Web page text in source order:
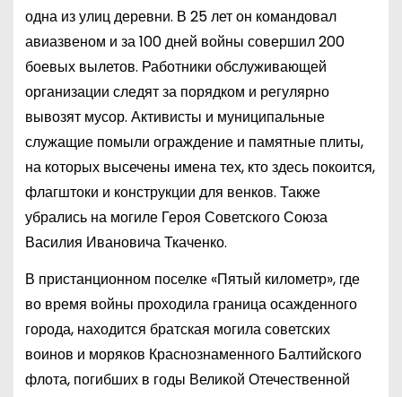
одна из улиц деревни. В 25 лет он командовал
авиазвеном и за 100 дней войны совершил 200
боевых вылетов. Работники обслуживающей
организации следят за порядком и регулярно
вывозят мусор. Активисты и муниципальные
служащие помыли ограждение и памятные плиты,
на которых высечены имена тех, кто здесь покоится,
флагштоки и конструкции для венков. Также
убрались на могиле Героя Советского Союза
Василия Ивановича Ткаченко.
В пристанционном поселке «Пятый километр», где
во время войны проходила граница осажденного
города, находится братская могила советских
воинов и моряков Краснознаменного Балтийского
флота, погибших в годы Великой Отечественной